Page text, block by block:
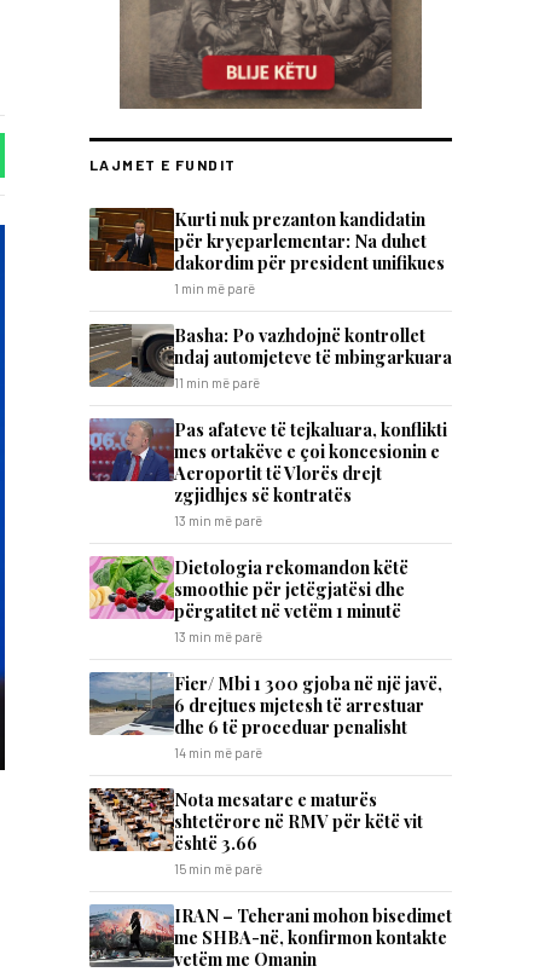
LAJMET E FUNDIT
Kurti nuk prezanton kandidatin
për kryeparlementar: Na duhet
dakordim për president unifikues
1 min më parë
Basha: Po vazhdojnë kontrollet
ndaj automjeteve të mbingarkuara
11 min më parë
Pas afateve të tejkaluara, konflikti
mes ortakëve e çoi koncesionin e
Aeroportit të Vlorës drejt
zgjidhjes së kontratës
13 min më parë
Dietologia rekomandon këtë
smoothie për jetëgjatësi dhe
përgatitet në vetëm 1 minutë
13 min më parë
Fier/ Mbi 1 300 gjoba në një javë,
6 drejtues mjetesh të arrestuar
dhe 6 të proceduar penalisht
14 min më parë
Nota mesatare e maturës
shtetërore në RMV për këtë vit
është 3.66
15 min më parë
IRAN – Teherani mohon bisedimet
me SHBA-në, konfirmon kontakte
vetëm me Omanin